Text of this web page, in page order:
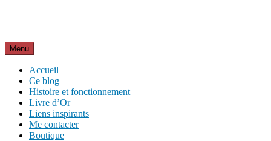
Menu
Accueil
Ce blog
Histoire et fonctionnement
Livre d’Or
Liens inspirants
Me contacter
Boutique